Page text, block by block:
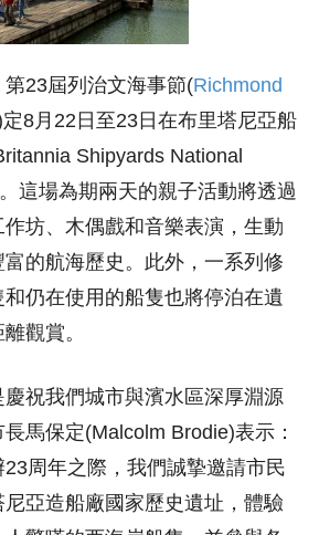
第23屆列治文海事節(Richmond
8月22日至23日在布里塔尼亞船
Shipyards National
這場為期兩天的親子活動將透過
坊、木偶戲和音樂表演，生動
的航海歷史。此外，一系列修
仍在使用的船隻也將停泊在遺
觀賞。
慶祝我們城市與濱水區深厚淵源
馬保定(Malcolm Brodie)表示：
23周年之際，我們誠摯邀請市民
亞造船廠國家歷史遺址，體驗